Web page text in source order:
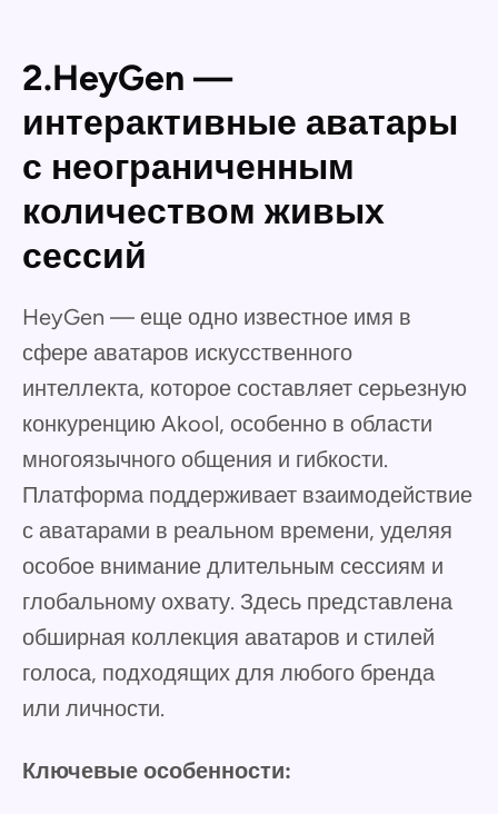
2.HeyGen —
интерактивные аватары
с неограниченным
количеством живых
сессий
HeyGen — еще одно известное имя в
сфере аватаров искусственного
интеллекта, которое составляет серьезную
конкуренцию Akool, особенно в области
многоязычного общения и гибкости.
Платформа поддерживает взаимодействие
с аватарами в реальном времени, уделяя
особое внимание длительным сессиям и
глобальному охвату. Здесь представлена
обширная коллекция аватаров и стилей
голоса, подходящих для любого бренда
или личности.
Ключевые особенности: